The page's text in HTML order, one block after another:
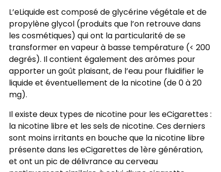
L’eLiquide est composé de glycérine végétale et de
propylène glycol (produits que l’on retrouve dans
les cosmétiques) qui ont la particularité de se
transformer en vapeur à basse température (< 200
degrés). Il contient également des arômes pour
apporter un goût plaisant, de l’eau pour fluidifier le
liquide et éventuellement de la nicotine (de 0 à 20
mg).
Il existe deux types de nicotine pour les eCigarettes :
la nicotine libre et les sels de nicotine. Ces derniers
sont moins irritants en bouche que la nicotine libre
présente dans les eCigarettes de 1ère génération,
et ont un pic de délivrance au cerveau